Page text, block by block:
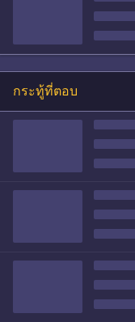
กระทู้ที่ตอบ